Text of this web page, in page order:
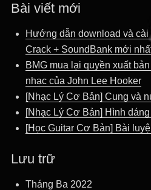
hướng
bài
viết
Bài viết mới
Hướng dẫn download và cài
Crack + SoundBank mới
BMG mua lại quyền xuất
nhạc của John Lee Hooker
[Nhạc Lý Cơ Bản] Cung và
[Nhạc Lý Cơ Bản] Hình
[Học Guitar Cơ Bản] Bài
Lưu trữ
Tháng Ba 2022